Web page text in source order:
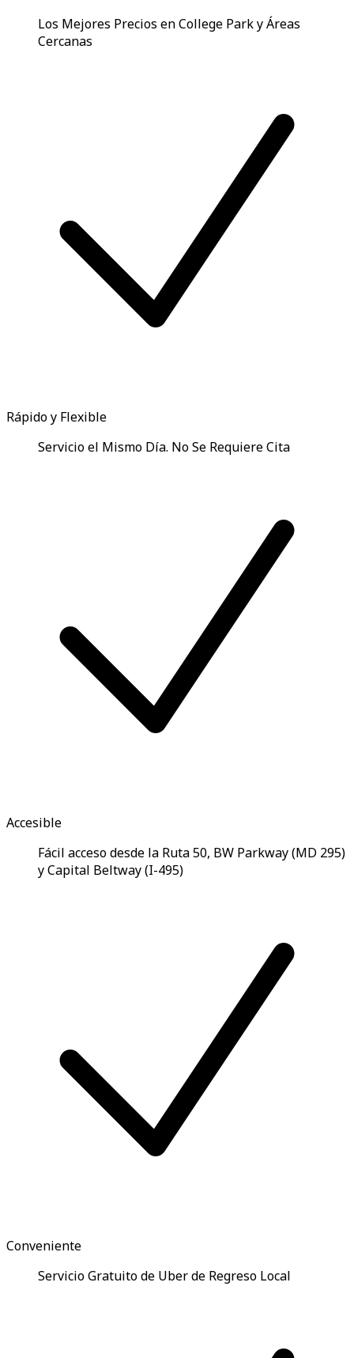
Los Mejores Precios en College Park y Áreas
Cercanas
Rápido y Flexible
Servicio el Mismo Día. No Se Requiere Cita
Accesible
Fácil acceso desde la Ruta 50, BW Parkway (MD 295)
y Capital Beltway (I-495)
Conveniente
Servicio Gratuito de Uber de Regreso Local